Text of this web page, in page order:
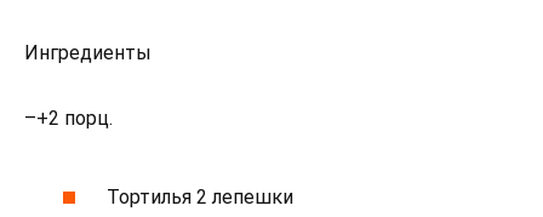
Ингредиенты
–+2 порц.
Тортилья 2 лепешки